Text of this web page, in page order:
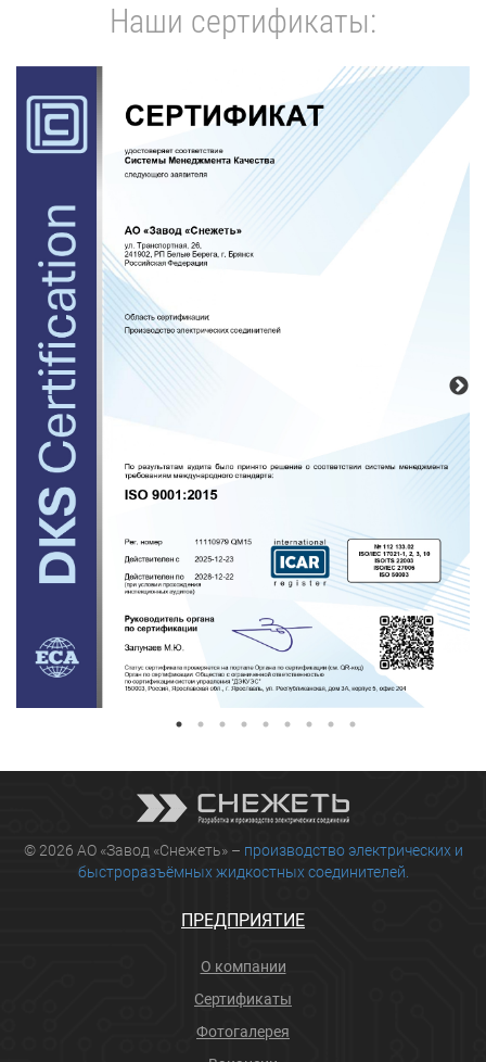
Наши сертификаты:
© 2026 АО «Завод «Снежеть» – производство электрических и
быстроразъёмных жидкостных соединителей.
ПРЕДПРИЯТИЕ
О компании
Сертификаты
Фотогалерея